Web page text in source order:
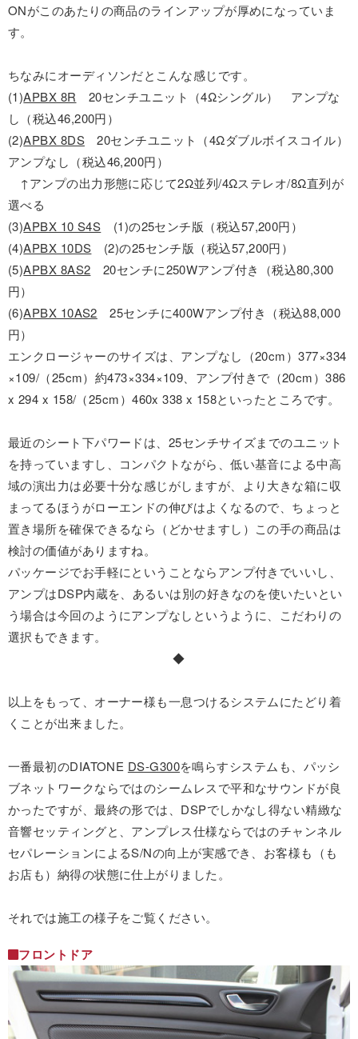
ONがこのあたりの商品のラインアップが厚めになっていま
す。
ちなみにオーディソンだとこんな感じです。
(1)APBX 8R 20センチユニット（4Ωシングル） アンプな
し（税込46,200円）
(2)APBX 8DS20センチユニット（4Ωダブルボイスコイル）
アンプなし（税込46,200円）
↑アンプの出力形態に応じて2Ω並列/4Ωステレオ/8Ω直列が
選べる
(3)APBX 10 S4S (1)の25センチ版（税込57,200円）
(4)APBX 10DS (2)の25センチ版（税込57,200円）
(5)APBX 8AS2 20センチに250Wアンプ付き（税込80,300
円）
(6)APBX 10AS2 25センチに400Wアンプ付き（税込88,000
円）
エンクロージャーのサイズは、アンプなし（20cm）377×334
×109/（25cm）約473×334×109、アンプ付きで（20cm）386
x 294 x 158/（25cm）460x 338 x 158といったところです。
最近のシート下パワードは、25センチサイズまでのユニット
を持っていますし、コンパクトながら、低い基音による中高
域の演出力は必要十分な感じがしますが、より大きな箱に収
まってるほうがローエンドの伸びはよくなるので、ちょっと
置き場所を確保できるなら（どかせますし）この手の商品は
検討の価値がありますね。
パッケージでお手軽にということならアンプ付きでいいし、
アンプはDSP内蔵を、あるいは別の好きなのを使いたいとい
う場合は今回のようにアンプなしというように、こだわりの
選択もできます。
◆
以上をもって、オーナー様も一息つけるシステムにたどり着
くことが出来ました。
一番最初のDIATONE DS-G300を鳴らすシステムも、パッシ
ブネットワークならではのシームレスで平和なサウンドが良
かったですが、最終の形では、DSPでしかなし得ない精緻な
音響セッティングと、アンプレス仕様ならではのチャンネル
セパレーションによるS/Nの向上が実感でき、お客様も（も
お店も）納得の状態に仕上がりました。
それでは施工の様子をご覧ください。
フロントドア